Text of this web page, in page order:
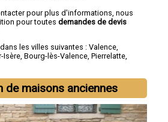
pour plus d'informations, nous
pour toutes demandes de devis
les villes suivantes : Valence,
Isère, Bourg-lès-Valence, Pierrelatte,
de maisons anciennes